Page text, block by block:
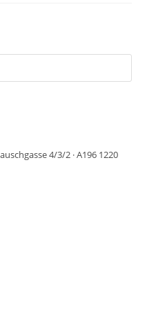
4/3/2 · A196 1220